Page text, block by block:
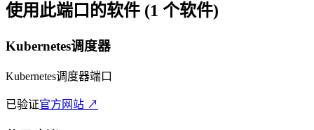
使用此端口的软件 (1 个软件)
Kubernetes调度器
Kubernetes调度器端口
已验证官方网站 ↗